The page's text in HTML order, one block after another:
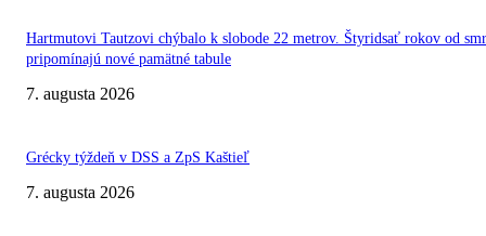
Hartmutovi Tautzovi chýbalo k slobode 22 metrov. Štyridsať rokov od
pripomínajú nové pamätné tabule
7. augusta 2026
Grécky týždeň v DSS a ZpS Kaštieľ
7. augusta 2026